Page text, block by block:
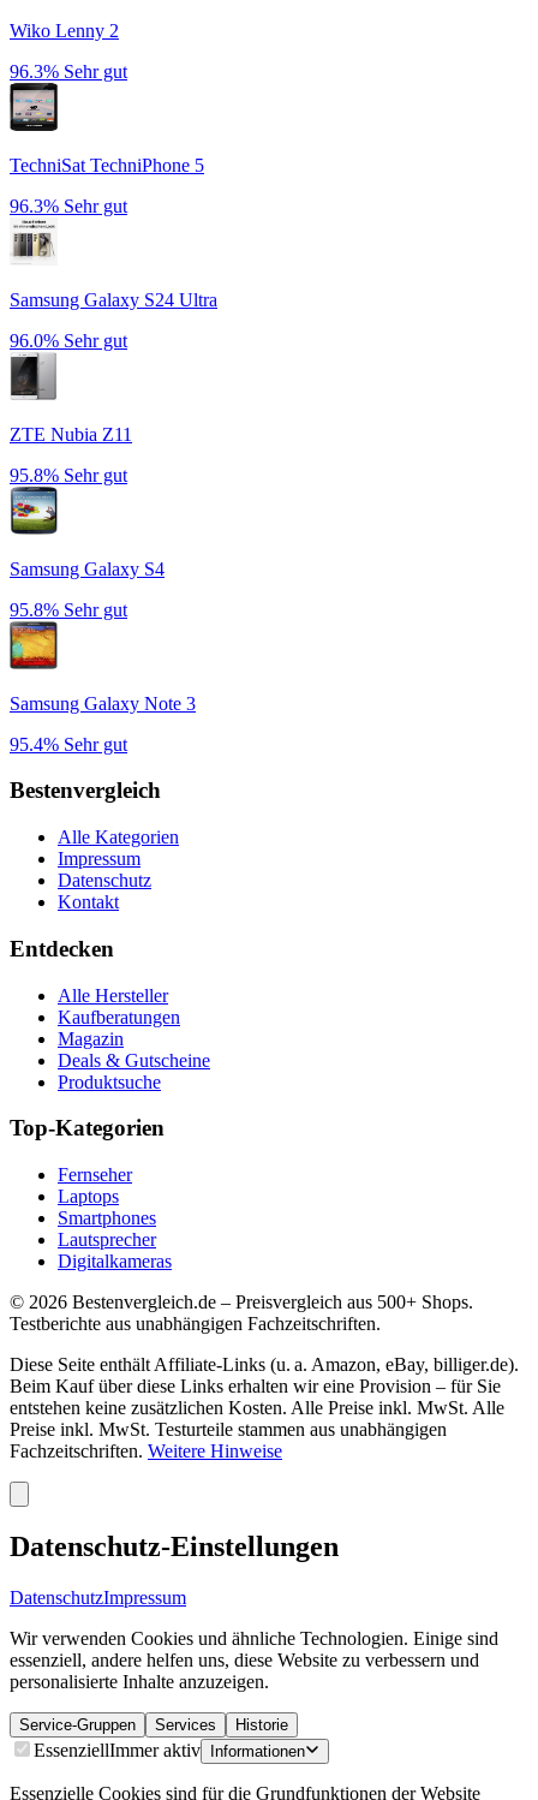
Wiko Lenny 2
96.3% Sehr gut
TechniSat TechniPhone 5
96.3% Sehr gut
Samsung Galaxy S24 Ultra
96.0% Sehr gut
ZTE Nubia Z11
95.8% Sehr gut
Samsung Galaxy S4
95.8% Sehr gut
Samsung Galaxy Note 3
95.4% Sehr gut
Bestenvergleich
Alle Kategorien
Impressum
Datenschutz
Kontakt
Entdecken
Alle Hersteller
Kaufberatungen
Magazin
Deals & Gutscheine
Produktsuche
Top-Kategorien
Fernseher
Laptops
Smartphones
Lautsprecher
Digitalkameras
© 2026 Bestenvergleich.de – Preisvergleich aus 500+ Shops.
Testberichte aus unabhängigen Fachzeitschriften.
Diese Seite enthält Affiliate-Links (u. a. Amazon, eBay, billiger.de).
Beim Kauf über diese Links erhalten wir eine Provision – für Sie
entstehen keine zusätzlichen Kosten. Alle Preise inkl. MwSt. Alle
Preise inkl. MwSt. Testurteile stammen aus unabhängigen
Fachzeitschriften. Weitere Hinweise
Datenschutz-Einstellungen
DatenschutzImpressum
Wir verwenden Cookies und ähnliche Technologien. Einige sind
essenziell, andere helfen uns, diese Website zu verbessern und
personalisierte Inhalte anzuzeigen.
Service-Gruppen Services Historie
EssenziellImmer aktiv Informationen
Essenzielle Cookies sind für die Grundfunktionen der Website